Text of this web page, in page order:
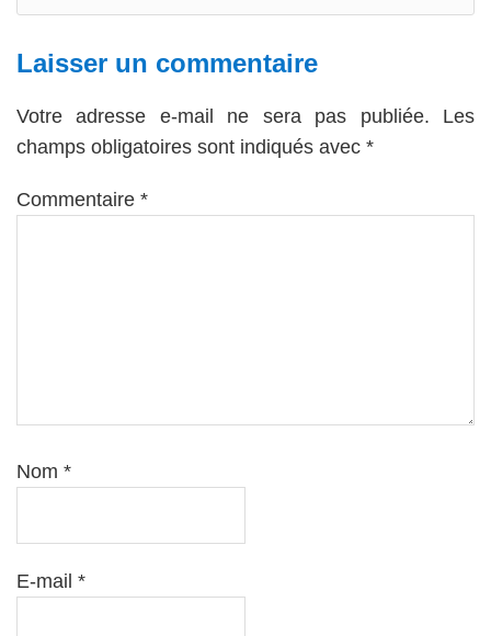
Laisser un commentaire
Votre adresse e-mail ne sera pas publiée.
Les
champs obligatoires sont indiqués avec *
Commentaire *
Nom *
E-mail *